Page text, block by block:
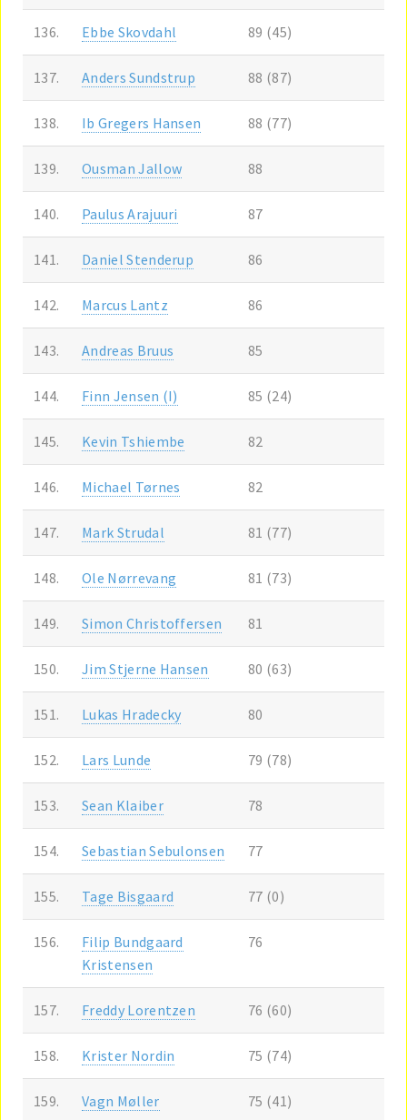
136. Ebbe Skovdahl 89 (45)
137. Anders Sundstrup 88 (87)
138. Ib Gregers Hansen 88 (77)
139. Ousman Jallow 88
140. Paulus Arajuuri 87
141. Daniel Stenderup 86
142. Marcus Lantz 86
143. Andreas Bruus 85
144. Finn Jensen (I) 85 (24)
145. Kevin Tshiembe 82
146. Michael Tørnes 82
147. Mark Strudal 81 (77)
148. Ole Nørrevang 81 (73)
149. Simon Christoffersen 81
150. Jim Stjerne Hansen 80 (63)
151. Lukas Hradecky 80
152. Lars Lunde 79 (78)
153. Sean Klaiber 78
154. Sebastian Sebulonsen 77
155. Tage Bisgaard 77 (0)
156.
Filip Bundgaard
Kristensen
76
157. Freddy Lorentzen 76 (60)
158. Krister Nordin 75 (74)
159. Vagn Møller 75 (41)